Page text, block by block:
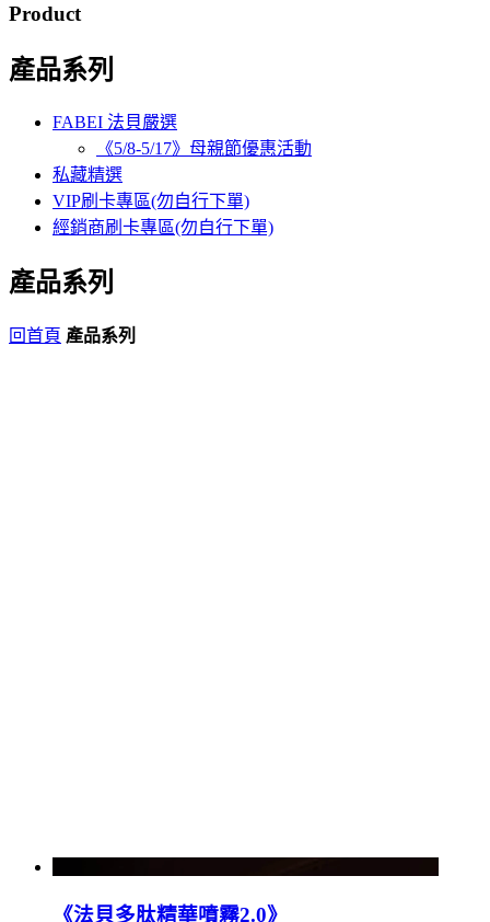
Product
產品系列
FABEI 法貝嚴選
《5/8-5/17》母親節優惠活動
私藏精選
VIP刷卡專區(勿自行下單)
經銷商刷卡專區(勿自行下單)
產品系列
回首頁 產品系列
《法貝多肽精華噴霧2.0》